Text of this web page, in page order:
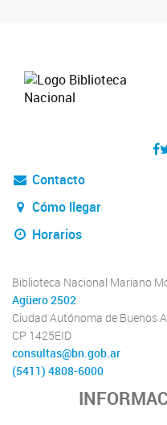
Contacto
Cómo llegar
Horarios
Biblioteca Nacional Mariano
Agüero 2502
Ciudad Autónoma de Buenos
CP 1425EID
consultas@bn.gob.ar
(5411) 4808-6000